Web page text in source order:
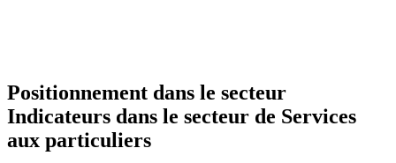
Positionnement dans le secteur
Indicateurs dans le secteur de Services
aux particuliers